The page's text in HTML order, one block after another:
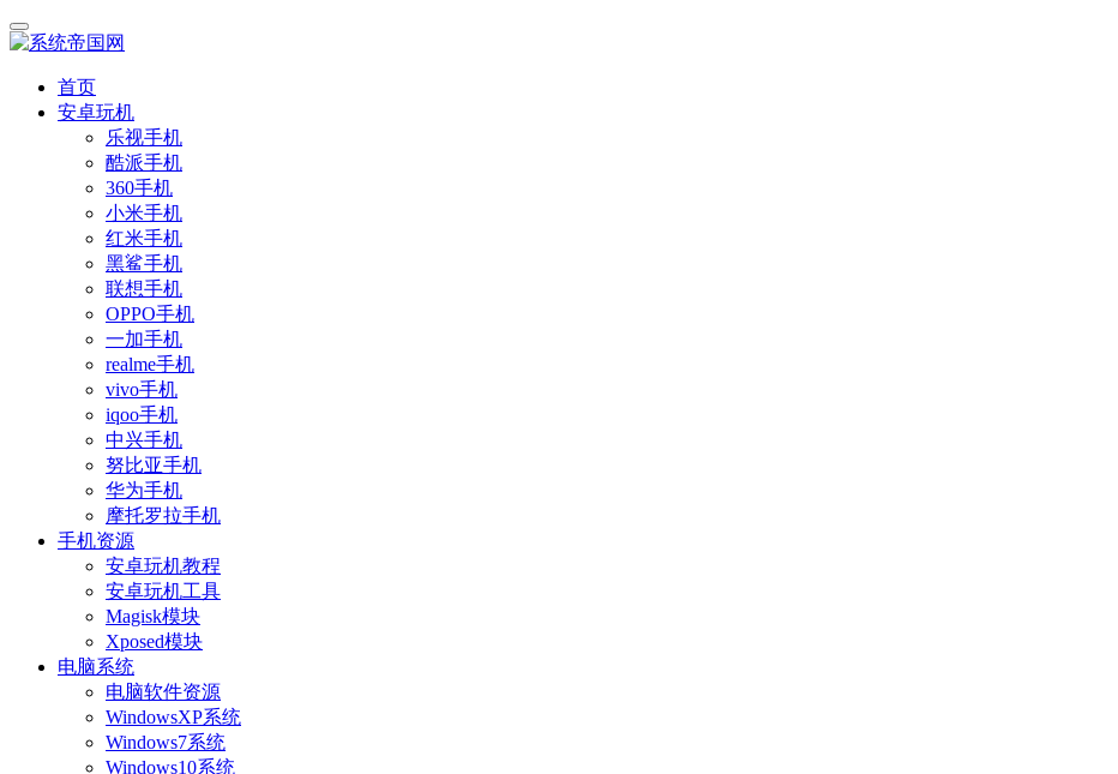
首页
安卓玩机
乐视手机
酷派手机
360手机
小米手机
红米手机
黑鲨手机
联想手机
OPPO手机
一加手机
realme手机
vivo手机
iqoo手机
中兴手机
努比亚手机
华为手机
摩托罗拉手机
手机资源
安卓玩机教程
安卓玩机工具
Magisk模块
Xposed模块
电脑系统
电脑软件资源
WindowsXP系统
Windows7系统
Windows10系统